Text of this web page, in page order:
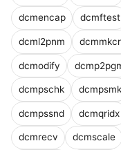
dcmencap dcmftest
dcml2pnm
dcmodify
dcmpschk dcmpsmk
dcmpssnd dcmqridx
dcmrecv dcmscale